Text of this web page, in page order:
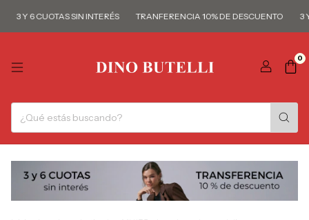
6 CUOTAS SIN INTERÉS TRANFERENCIA 10% DE DESCUENTO 3 Y 6
0